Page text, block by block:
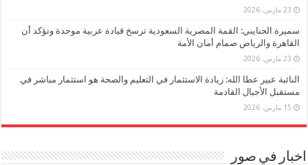
23 مارس، 2026
سميرة الجنايني: القمة المصرية السعودية ترسخ قيادة عربية موحدة وتؤكد أن
القاهرة والرياض صمام أمان الأمة
23 مارس، 2026
النائبة عبير عطا الله: زيادة الاستثمار في التعليم والصحة هو استثمار مباشر في
مستقبل الأجيال القادمة
15 مارس، 2026
اخبار في صور